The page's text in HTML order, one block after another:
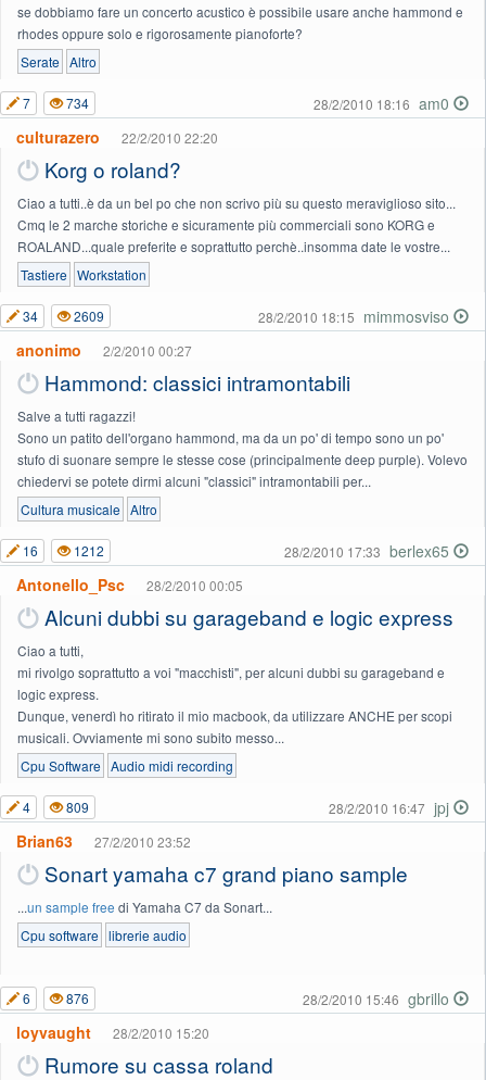
se dobbiamo fare un concerto acustico è possibile usare anche hammond e
rhodes oppure solo e rigorosamente pianoforte?
Serate Altro
am0
28/2/2010 18:16
7 734
culturazero 22/2/2010 22:20
Korg o roland?
Ciao a tutti..è da un bel po che non scrivo più su questo meraviglioso sito...
Cmq le 2 marche storiche e sicuramente più commerciali sono KORG e
ROALAND...quale preferite e soprattutto perchè..insomma date le vostre...
Tastiere Workstation
mimmosviso
28/2/2010 18:15
34 2609
anonimo 2/2/2010 00:27
Hammond: classici intramontabili
Salve a tutti ragazzi!
Sono un patito dell'organo hammond, ma da un po' di tempo sono un po'
stufo di suonare sempre le stesse cose (principalmente deep purple). Volevo
chiedervi se potete dirmi alcuni "classici" intramontabili per...
Cultura musicale Altro
berlex65
28/2/2010 17:33
16 1212
Antonello_Psc 28/2/2010 00:05
Alcuni dubbi su garageband e logic express
Ciao a tutti,
mi rivolgo soprattutto a voi "macchisti", per alcuni dubbi su garageband e
logic express.
Dunque, venerdì ho ritirato il mio macbook, da utilizzare ANCHE per scopi
musicali. Ovviamente mi sono subito messo...
Cpu Software Audio midi recording
jpj
28/2/2010 16:47
4 809
Brian63 27/2/2010 23:52
Sonart yamaha c7 grand piano sample
...un sample free di Yamaha C7 da Sonart...
Cpu software librerie audio
gbrillo
28/2/2010 15:46
6 876
loyvaught 28/2/2010 15:20
Rumore su cassa roland